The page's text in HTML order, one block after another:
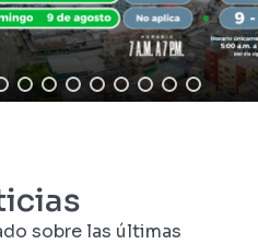
sobre las últimas